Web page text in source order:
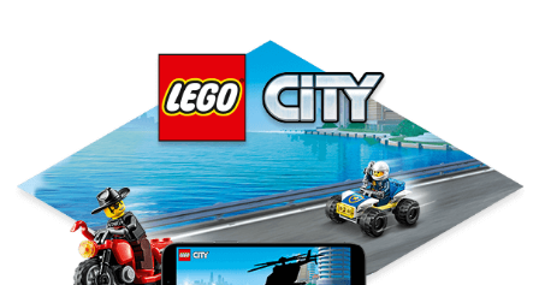
LEGO CITY -
Playable Ad